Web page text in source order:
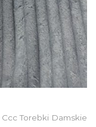
Ccc Torebki Damskie